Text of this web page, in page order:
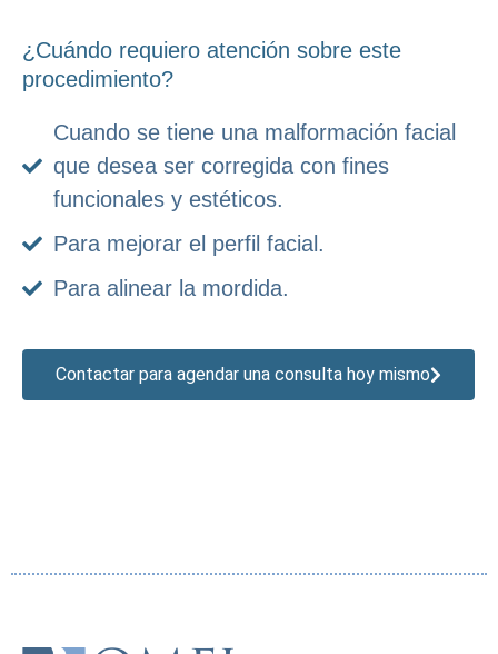
¿Cuándo requiero atención sobre este
procedimiento?
Cuando se tiene una malformación facial
que desea ser corregida con fines
funcionales y estéticos.
Para mejorar el perfil facial.
Para alinear la mordida.
Contactar para agendar una consulta hoy mismo